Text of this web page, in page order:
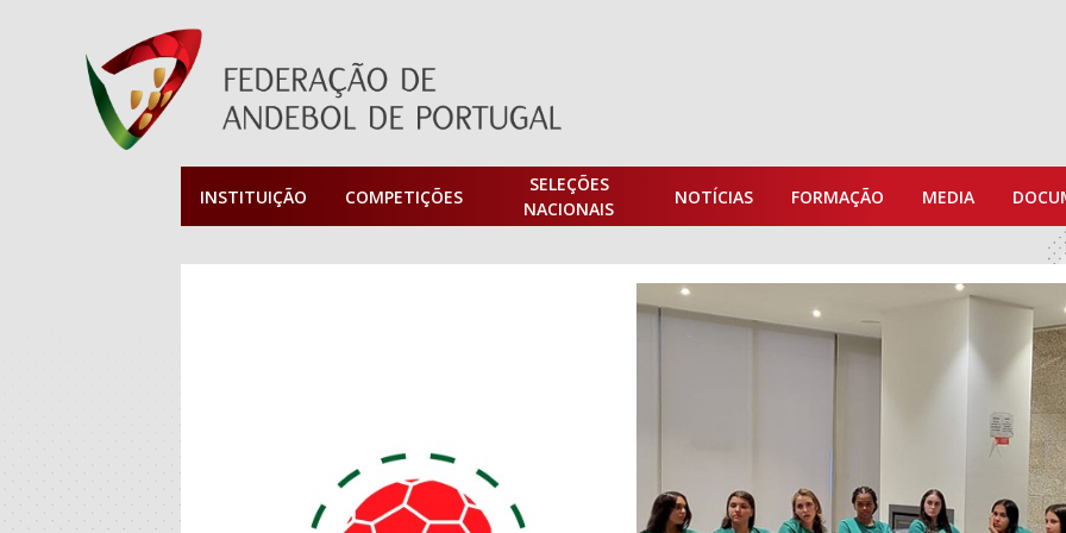
INSTITUIÇÃO COMPETIÇÕES
SELEÇÕES
NACIONAIS
NOTÍCIAS FORMAÇÃO MEDIA